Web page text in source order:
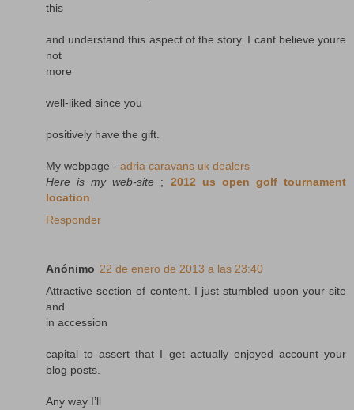
this
and understand this aspect of the story. I cant believe youre
not
more
well-liked since you
positively have the gift.
My webpage - adria caravans uk dealers
Here is my web-site ; 2012 us open golf tournament
location
Responder
Anónimo 22 de enero de 2013 a las 23:40
Attractive section of content. I just stumbled upon your site
and
in accession
capital to assert that I get actually enjoyed account your
blog posts.
Any way I’ll